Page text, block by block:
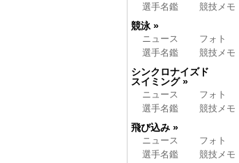
選手名鑑
競技メモ
競泳 »
ニュース
フォト
選手名鑑
競技メモ
シンクロナイズド
スイミング »
ニュース
フォト
選手名鑑
競技メモ
飛び込み »
ニュース
フォト
選手名鑑
競技メモ